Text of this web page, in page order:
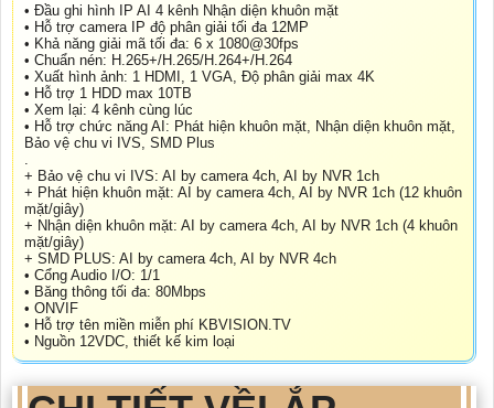
• Đầu ghi hình IP AI 4 kênh Nhận diện khuôn mặt
• Hỗ trợ camera IP độ phân giải tối đa 12MP
• Khả năng giải mã tối đa: 6 x 1080@30fps
• Chuẩn nén: H.265+/H.265/H.264+/H.264
• Xuất hình ảnh: 1 HDMI, 1 VGA, Độ phân giải max 4K
• Hỗ trợ 1 HDD max 10TB
• Xem lại: 4 kênh cùng lúc
• Hỗ trợ chức năng AI: Phát hiện khuôn mặt, Nhận diện khuôn mặt,
Bảo vệ chu vi IVS, SMD Plus
+ Bảo vệ chu vi IVS: AI by camera 4ch, AI by NVR 1ch
+ Phát hiện khuôn mặt: AI by camera 4ch, AI by NVR 1ch (12 khuôn
mặt/giây)
+ Nhận diện khuôn mặt: AI by camera 4ch, AI by NVR 1ch (4 khuôn
mặt/giây)
+ SMD PLUS: AI by camera 4ch, AI by NVR 4ch
• Cổng Audio I/O: 1/1
• Băng thông tối đa: 80Mbps
• ONVIF
• Hỗ trợ tên miền miễn phí KBVISION.TV
• Nguồn 12VDC, thiết kế kim loại